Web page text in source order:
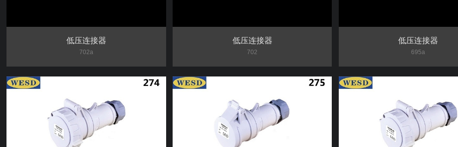
低压连接器
702a
低压连接器
702
低压连接器
695a